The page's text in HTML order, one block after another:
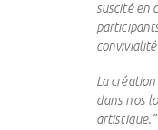
suscité en
La
dans nos
artistique.”